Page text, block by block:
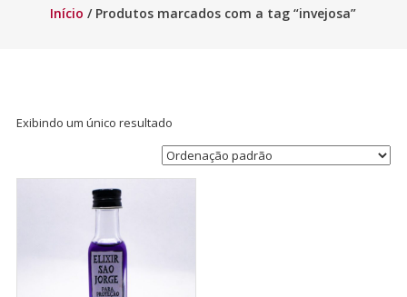
Início / Produtos marcados com a tag “invejosa”
Exibindo um único resultado